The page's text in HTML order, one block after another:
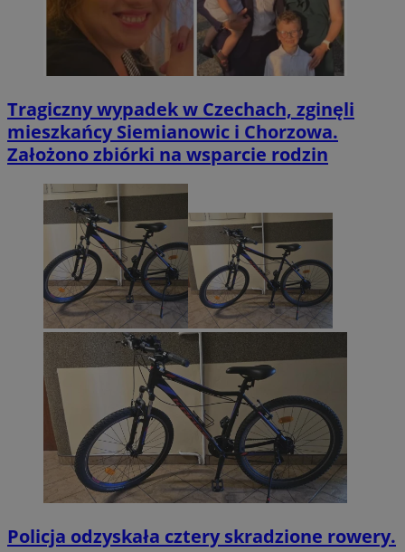
Tragiczny wypadek w Czechach, zginęli
mieszkańcy Siemianowic i Chorzowa.
Założono zbiórki na wsparcie rodzin
Policja odzyskała cztery skradzione rowery.